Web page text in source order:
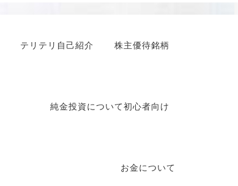
テリテリ自己紹介 株主優待銘柄
純金投資について初心者向け
お金について